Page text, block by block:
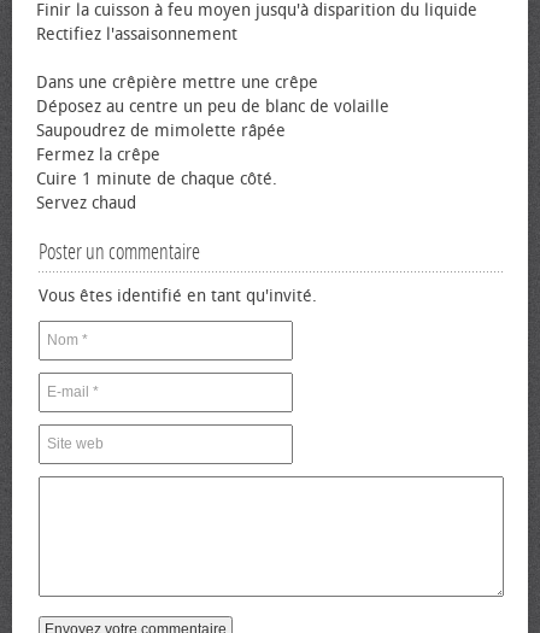
Finir la cuisson à feu moyen jusqu'à disparition du liquide
Rectifiez l'assaisonnement
Dans une crêpière mettre une crêpe
Déposez au centre un peu de blanc de volaille
Saupoudrez de mimolette râpée
Fermez la crêpe
Cuire 1 minute de chaque côté.
Servez chaud
Poster un commentaire
Vous êtes identifié en tant qu'invité.